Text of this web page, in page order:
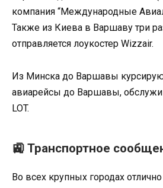
компания “Международные
Также из Киева в Варшаву три
отправляется лоукостер Wizzair.
Из Минска до Варшавы
авиарейсы до Варшавы,
LOT.
🚉 Транспортное
Во всех крупных городах